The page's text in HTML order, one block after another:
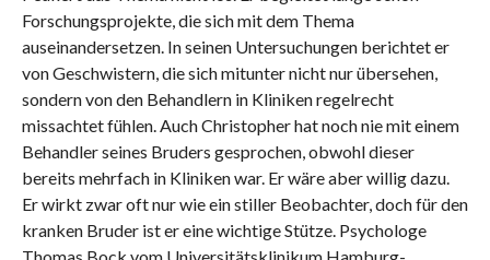
Forschungsprojekte, die sich mit dem Thema
auseinandersetzen. In seinen Untersuchungen berichtet er
von Geschwistern, die sich mitunter nicht nur übersehen,
sondern von den Behandlern in Kliniken regelrecht
missachtet fühlen. Auch Christopher hat noch nie mit einem
Behandler seines Bruders gesprochen, obwohl dieser
bereits mehrfach in Kliniken war. Er wäre aber willig dazu.
Er wirkt zwar oft nur wie ein stiller Beobachter, doch für den
kranken Bruder ist er eine wichtige Stütze. Psychologe